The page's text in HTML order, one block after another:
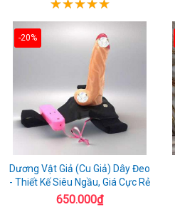
-20%
Dương Vật Giả (Cu Giả) Dây Đeo
- Thiết Kế Siêu Ngầu, Giá Cực Rẻ
650.000₫